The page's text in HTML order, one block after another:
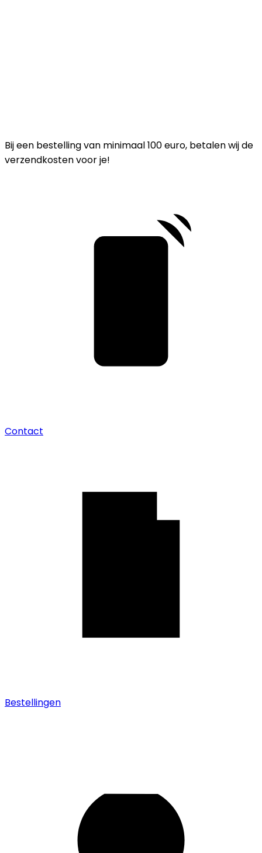
Bij een bestelling van minimaal 100 euro, betalen wij de
verzendkosten voor je!
Contact
Bestellingen